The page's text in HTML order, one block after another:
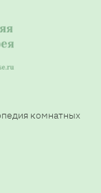
комнатных